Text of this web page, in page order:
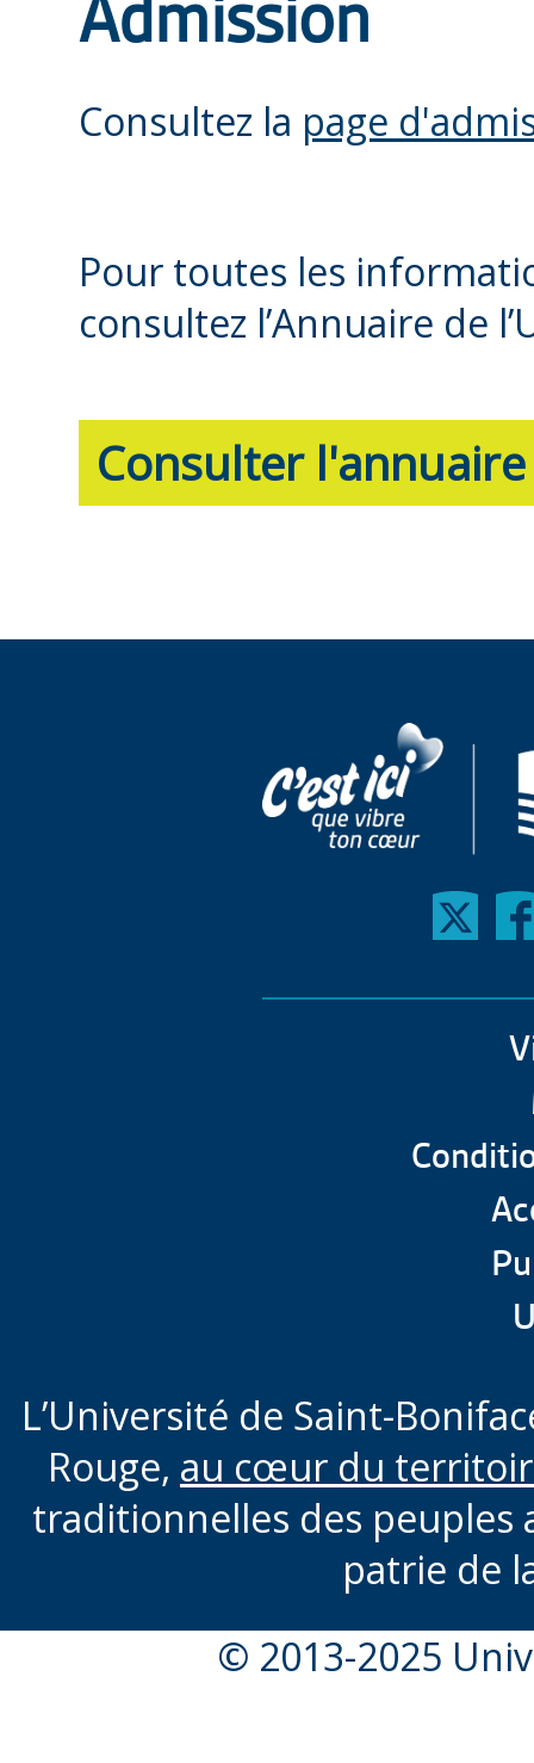
Admission
Consultez la page
Pour toutes les
consultez l’Annuaire de
Consulter l'annuaire
L’Université de Saint-
Rouge, au cœur du
traditionnelles des peuples
patrie de
© 2013-2025